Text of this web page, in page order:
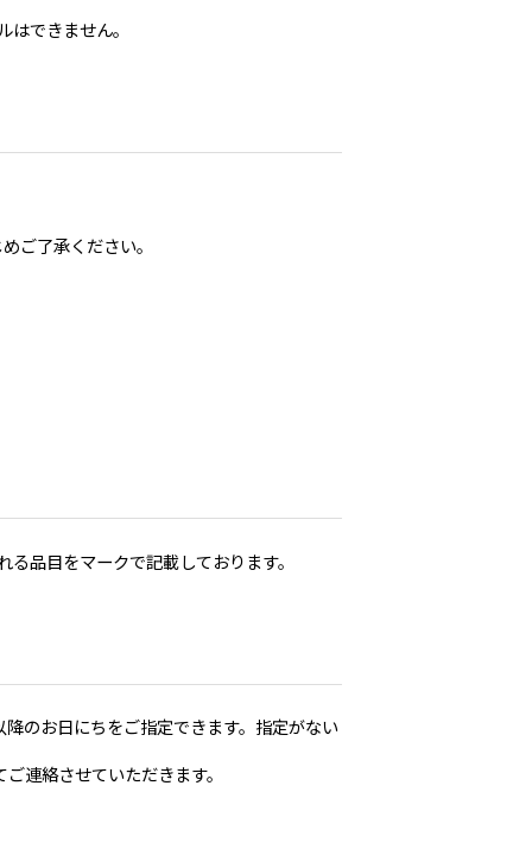
できません。
ご了承ください。
品目をマークで記載しております。
のお日にちをご指定できます。指定がない
連絡させていただきます。